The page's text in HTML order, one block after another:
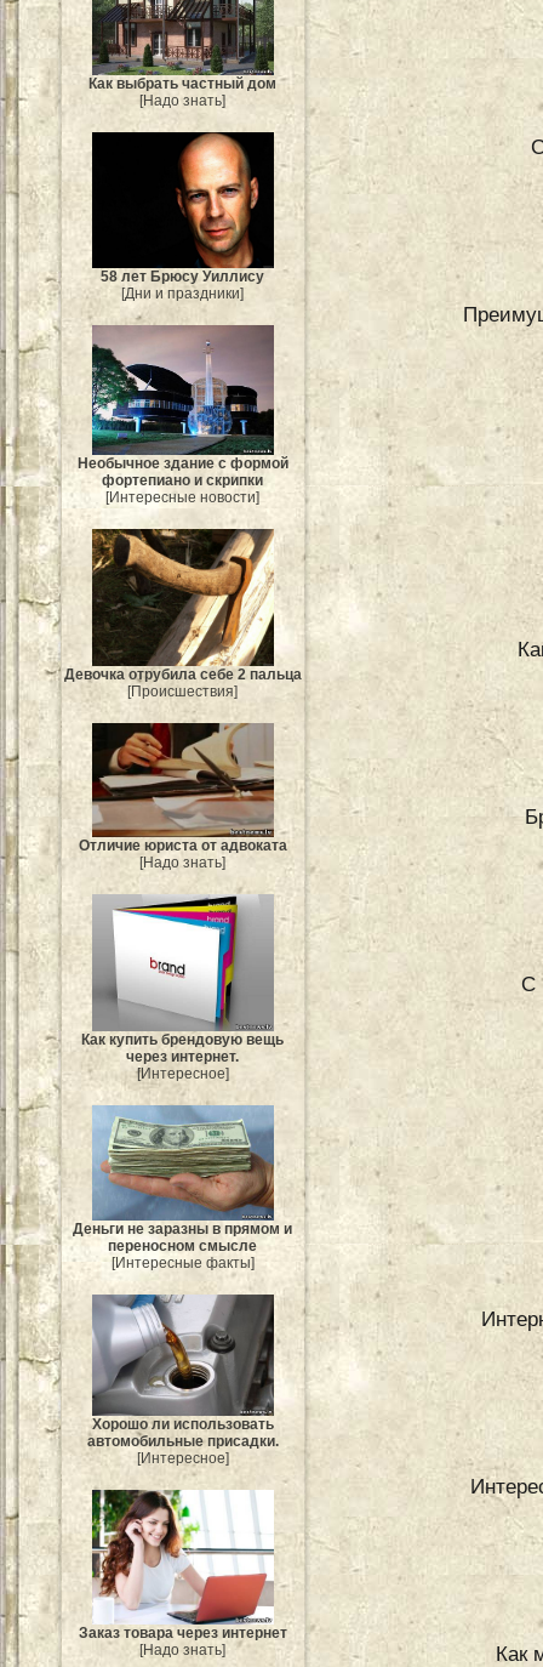
Как выбрать частный дом
[Надо знать]
58 лет Брюсу Уиллису
[Дни и праздники]
Необычное здание с формой
фортепиано и скрипки
[Интересные новости]
Девочка отрубила себе 2 пальца
[Происшествия]
Отличие юриста от адвоката
[Надо знать]
Как купить брендовую вещь
через интернет.
[Интересное]
Деньги не заразны в прямом и
переносном смысле
[Интересные факты]
Хорошо ли использовать
автомобильные присадки.
[Интересное]
Заказ товара через интернет
[Надо знать]
С
Как